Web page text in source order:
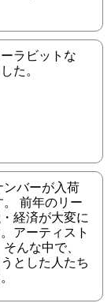
ラビットな
た。
ンバーが入荷
。 前年のリー
経済が大変に
アーティスト
んな中で、
とした人たち